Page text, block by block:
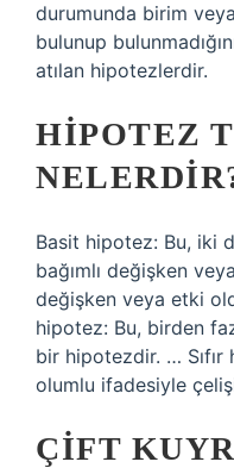
durumunda birim
bulunup
atılan hipotezlerdir.
HIPOTEZ
Basit hipotez: Bu, iki
bağımlı değişken
değişken veya etki
hipotez: Bu, birden
bir hipotezdir. … Sıfır
olumlu ifadesiyle
ÇIFT